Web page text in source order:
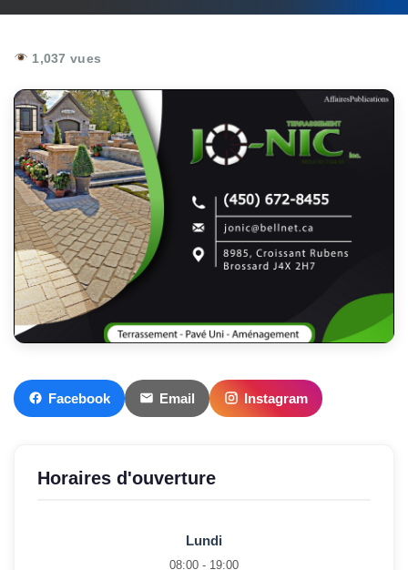
1,037 vues
Facebook Email Instagram
Horaires d'ouverture
Lundi
08:00 - 19:00